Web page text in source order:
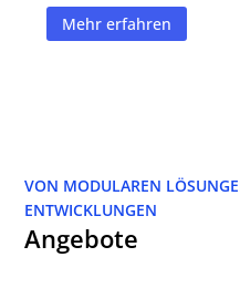
Mehr erfahren
VON MODULAREN
ENTWICKLUNGEN
Angebote